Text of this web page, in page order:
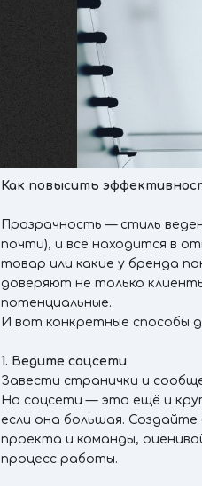
Как повысить
Прозрачность — стиль
почти), и всё находится в
товар или какие у бренда
доверяют не только
потенциальные.
И вот конкретные способы
1. Ведите соцсети
Завести странички и
Но соцсети — это ещё и
если она большая.
проекта и команды,
процесс работы.